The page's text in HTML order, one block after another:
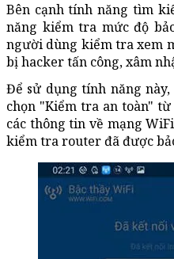
Bên cạnh tính năng tìm
năng kiểm tra mức độ
người dùng kiểm tra xem
bị hacker tấn công, xâm
Để sử dụng tính năng
chọn "Kiểm tra an toàn"
các thông tin về mạng
kiểm tra router đã được